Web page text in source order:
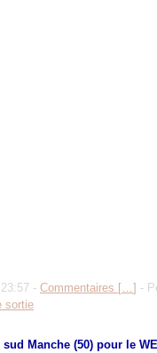
- Commentaires […] -
sortie
Manche (50) pour le